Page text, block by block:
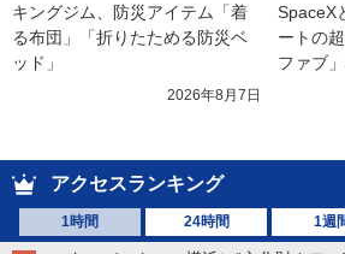
キングジム、防災アイテム「着
る布団」「折りたためる防災ベ
ッド」
2026年8月7日
SpaceX
ートの
ファブ
アクセスランキング
1時間 24時間 1週